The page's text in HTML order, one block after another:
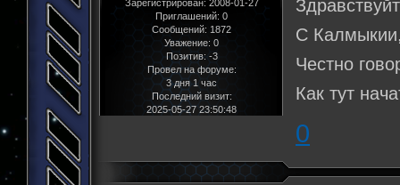
Зарегистрирован: 2008-01-27
Приглашений: 0
Сообщений: 1872
Уважение: 0
Позитив: -3
Провел на форуме:
3 дня 1 час
Последний визит:
2025-05-27 23:50:48
С Калмыкии,
Честно
Как тут
0